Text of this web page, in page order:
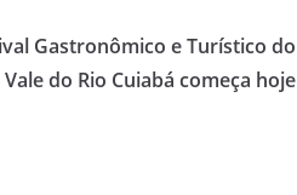
Gastronômico e Turístico do
Vale do Rio Cuiabá começa hoje